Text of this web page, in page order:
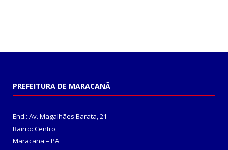
PREFEITURA DE MARACANÃ
End.: Av. Magalhães Barata, 21
Bairro: Centro
Maracanã – PA